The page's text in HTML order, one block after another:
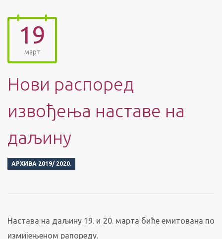
19
март
Нови распоред
извођења наставе на
даљину
АРХИВА 2019/ 2020.
Настава на даљину 19. и 20. марта биће емитована по
измијењеном рапореду.